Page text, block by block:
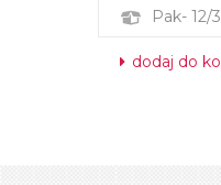
Pak- 12/
dodaj do